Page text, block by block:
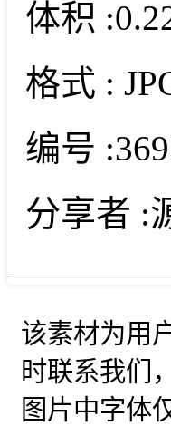
体积 :
格式 :
编号 :
分享者 :
该素材为用
时联系我们
图片中字体